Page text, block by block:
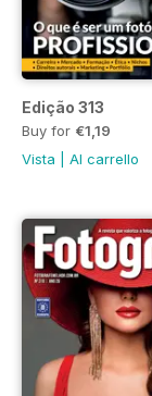
Edição 313
Buy for €1,19
Vista
Al carrello